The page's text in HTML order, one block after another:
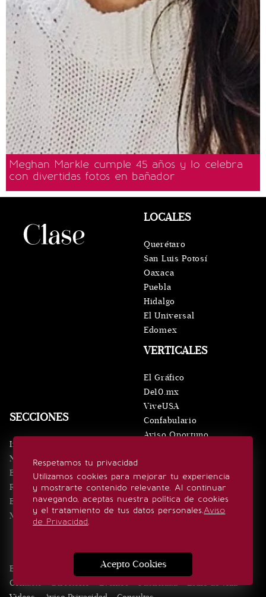
Meghan Markle cumple 45 años y lo celebra
con divertidas fotos en bañador
Respetamos tu privacidad
Utilizamos cookies para mejorar tu experiencia
y mostrarte contenido relevante. Al continuar
navegando, aceptas nuestra política de cookies
y el tratamiento de tus datos personales.Aviso
de Privacidad.
Acepto Cookies
SECCIONES
Inicio
Noticias
Eventos
Realeza
Estilo de vida
Minuto x Minuto
VERTICALES
El Gráfico
De10.mx
ViveUSA
Confabulario
Aviso Oportuno
LOCALES
Querétaro
San Luis Potosí
Oaxaca
Puebla
Hidalgo
El Universal
Edomex
SÍGUENOS
Edición Impresa Noticias Quiénes somos
Contacto
Directorio Eventos Publicidad
Estilo de vida